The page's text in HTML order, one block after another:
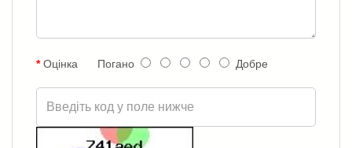
Оцінка Погано Добре